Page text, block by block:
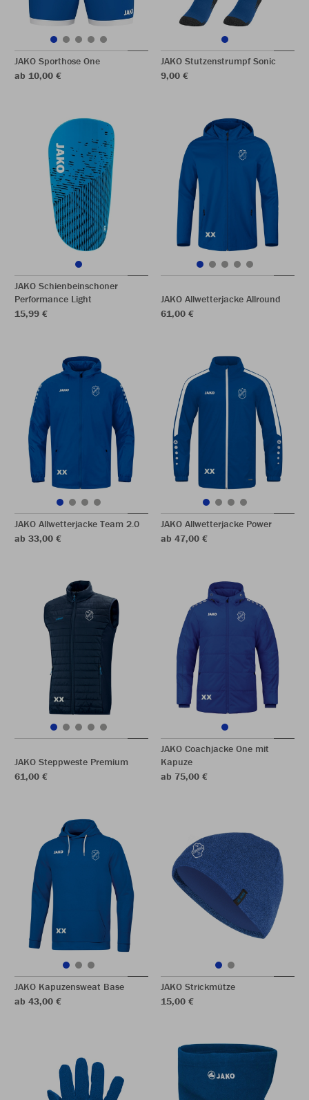
JAKO Sporthose One
ab 10,00 €
JAKO Stutzenstrumpf Sonic
9,00 €
JAKO Schienbeinschoner
Performance Light
15,99 €
JAKO Allwetterjacke Allround
61,00 €
JAKO Allwetterjacke Team 2.0
ab 33,00 €
JAKO Allwetterjacke Power
ab 47,00 €
JAKO Steppweste Premium
61,00 €
JAKO Coachjacke One mit
Kapuze
ab 75,00 €
JAKO Kapuzensweat Base
ab 43,00 €
JAKO Strickmütze
15,00 €